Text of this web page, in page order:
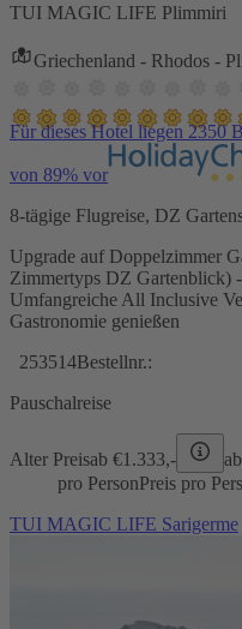
TUI MAGIC LIFE Plimmiri
Griechenland - Rhodos -
Für dieses Hotel liegen 2350
von 89% vor
8-tägige Flugreise, DZ
Upgrade auf Doppelzimmer
Zimmertyps DZ Gartenblick)
Umfangreiche All Inclusive
Gastronomie genießen
253514Bestellnr.:
Pauschalreise
Alter Preisab €1.333,-
pro PersonPreis pro
TUI MAGIC LIFE Sarigerme